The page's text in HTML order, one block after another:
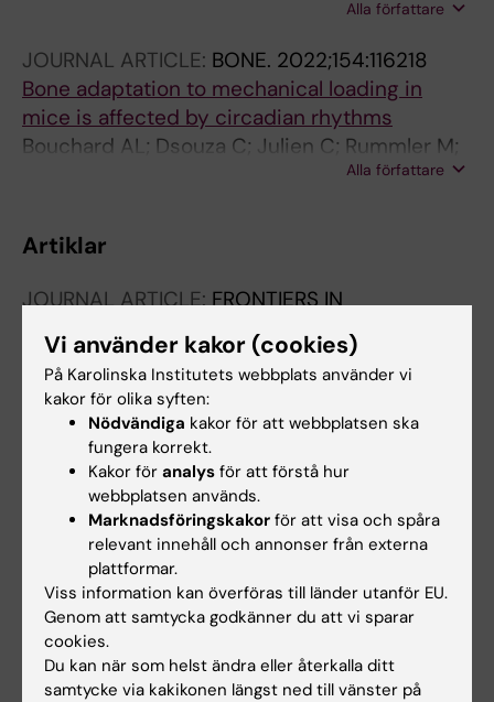
Alla författare
JOURNAL ARTICLE: BONE. 2022;154:116218
Bone adaptation to mechanical loading in
mice is affected by circadian rhythms
Bouchard AL; Dsouza C; Julien C; Rummler M;
Gaumond M-H; Cermakian N; Willie BMAlla författare
Artiklar
JOURNAL ARTICLE:FRONTIERS IN
MECHANICAL ENGINEERING.
2023;9:1049659
In vitroresponses of human dermal
fibroblasts to mechanical strain: A systematic
review and meta-analysis
van Haasterecht L; Dsouza C; Ma Y; Korkmaz
HI; de Jong Y; Ket JCF; van Zuijlen PPM; Groot
ML; Komarova SV
Alla författare
JOURNAL ARTICLE:INTERNATIONAL JOURNAL
OF MOLECULAR SCIENCES.2021;22(7):3468
Characterization of Potency of the P2Y13
Receptor Agonists: A Meta-Analysis
Dsouza C; Komarova SV
Vi använder kakor (cookies)
På Karolinska Institutets webbplats använder vi
kakor för olika syften:
Nödvändiga kakor för att webbplatsen ska
fungera korrekt.
Kakor för analys för att förstå hur
webbplatsen används.
Marknadsföringskakor för att visa och spåra
relevant innehåll och annonser från externa
plattformar.
Viss information kan överföras till länder utanför EU.
Genom att samtycka godkänner du att vi sparar
cookies.
Du kan när som helst ändra eller återkalla ditt
samtycke via kakikonen längst ned till vänster på